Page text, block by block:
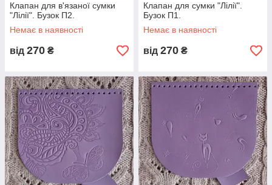
Клапан для в'язаної сумки
"Лілії". Бузок П2.
Немає в наявності
від 270 ₴
Клапан для сумки "Лілії".
Бузок П1.
Немає в наявності
від 270 ₴